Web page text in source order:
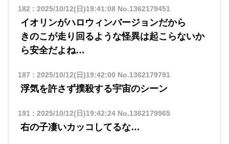
182 : 2025/10/12(日)19:41:08No.1362179451
イオリンがハロウィンバージョンだから
きのこが走り回るような怪異は起こらないか
ら安全だよね…
187 : 2025/10/12(日)19:42:00 No.1362179791
浮気を許さず撲殺する宇宙のシーン
191 : 2025/10/12(日)19:42:24No.1362179965
右の子凄いカッコしてるな…